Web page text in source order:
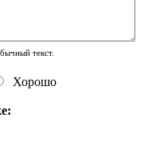
текст.
Хорошо